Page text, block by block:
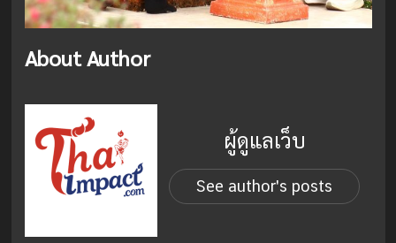
About Author
ผู้ดูแลเว็บ
See author's posts